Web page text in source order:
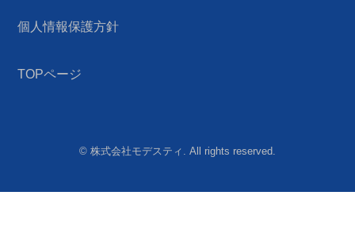
個人情報保護方針
TOPページ
© 株式会社モデスティ. All rights reserved.